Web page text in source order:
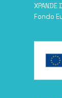
Fondo